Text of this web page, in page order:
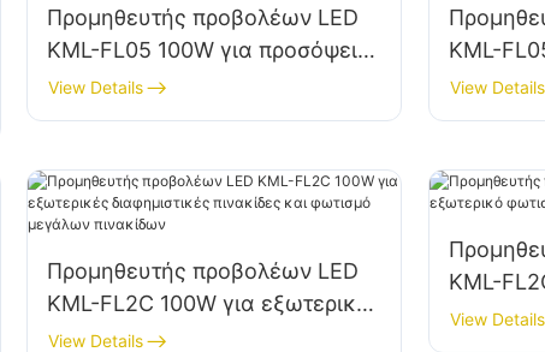
Προμηθευτής προβολέων LED
KML-FL05 100W για προσόψεις
κτιρίων και φωτισμό
εργοταξίων
View Details
KML-
χώρων
View Details
Προμηθευτής προβολέων LED
KML-FL2C 100W για εξωτερικές
διαφημιστικές πινακίδες και
View Details
KML-
φωτισμό
View Details